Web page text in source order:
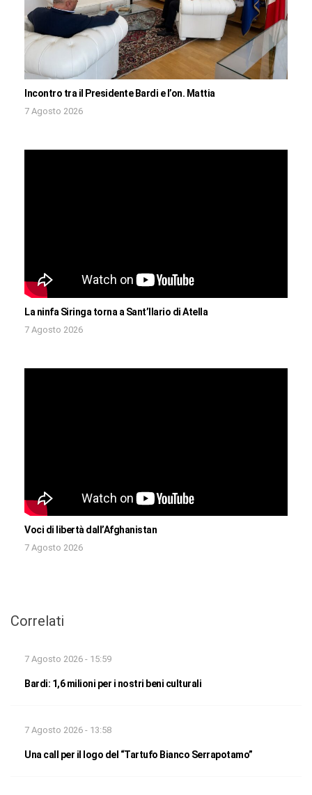
Incontro tra il Presidente Bardi e l’on. Mattia
7 Agosto 2026
La ninfa Siringa torna a Sant’Ilario di Atella
7 Agosto 2026
Voci di libertà dall’Afghanistan
7 Agosto 2026
Correlati
7 Agosto 2026 - 15:59
Bardi: 1,6 milioni per i nostri beni culturali
7 Agosto 2026 - 13:58
Una call per il logo del “Tartufo Bianco Serrapotamo”